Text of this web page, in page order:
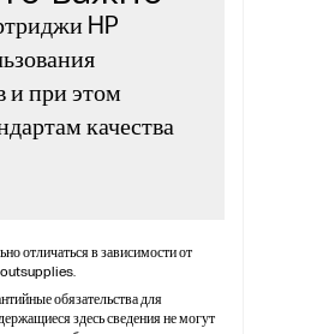
HP
и при этом
качества
отличаться в зависимости от
обязательства для
здесь сведения не могут